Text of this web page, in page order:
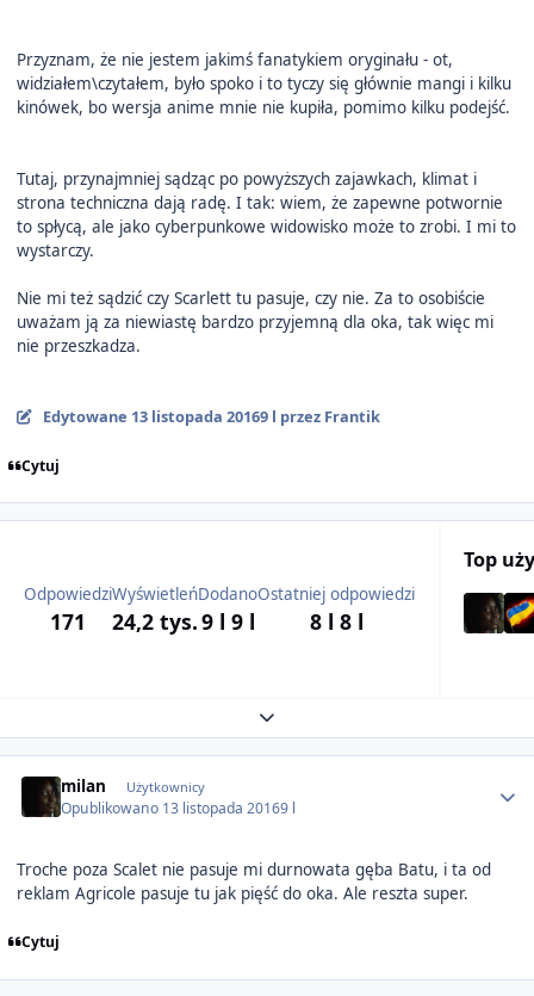
Przyznam, że nie jestem jakimś fanatykiem oryginału - ot,
widziałem\czytałem, było spoko i to tyczy się głównie mangi i kilku
kinówek, bo wersja anime mnie nie kupiła, pomimo kilku podejść.
Tutaj, przynajmniej sądząc po powyższych zajawkach, klimat i
strona techniczna dają radę. I tak: wiem, że zapewne potwornie
to spłycą, ale jako cyberpunkowe widowisko może to zrobi. I mi to
wystarczy.
Nie mi też sądzić czy Scarlett tu pasuje, czy nie. Za to osobiście
uważam ją za niewiastę bardzo przyjemną dla oka, tak więc mi
nie przeszkadza.
Edytowane 13 listopada 20169 l przez Frantik
Cytuj
Odpowiedzi
171
Wyświetleń
24,2 tys.
Dodano
9 l 9 l
Ostatniej odpowiedzi
8 l 8 l
Top
Expand topic overview
milan Użytkownicy
Opublikowano 13 listopada 20169 l
Troche poza Scalet nie pasuje mi durnowata gęba Batu, i ta od
reklam Agricole pasuje tu jak pięść do oka. Ale reszta super.
Cytuj